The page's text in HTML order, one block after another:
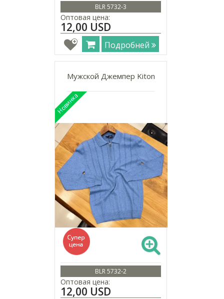
BLR 5732-3
Оптовая цена:
12,00 USD
Подробней
Мужской Джемпер Kiton
BLR 5732-2
Оптовая цена:
12,00 USD